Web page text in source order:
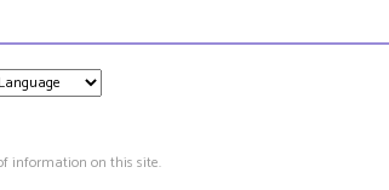
information on this site.